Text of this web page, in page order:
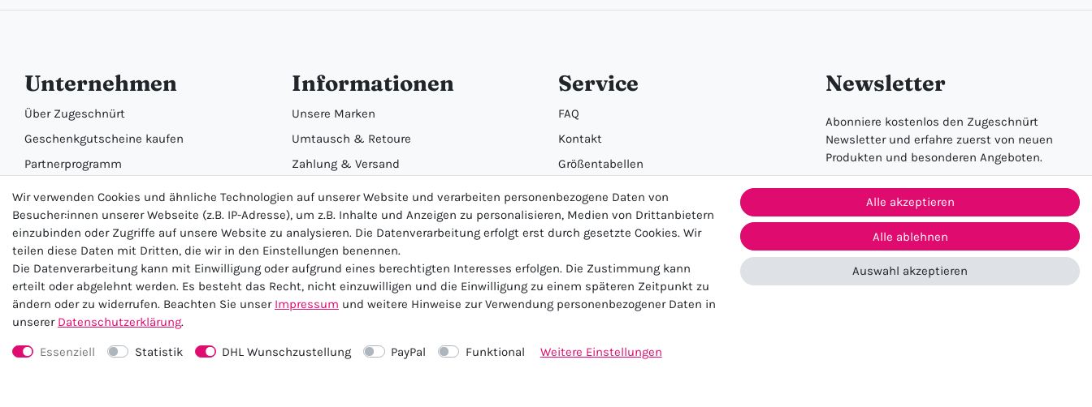
Unternehmen
Über Zugeschnürt
Geschenkgutscheine kaufen
Partnerprogramm
Karriere
Informationen
Unsere Marken
Umtausch & Retoure
Zahlung & Versand
Batterieentsorgung
Service
FAQ
Kontakt
Größentabellen
Newsletter
Abonniere kostenlos den Zugeschnürt
Newsletter und erfahre zuerst von neuen
Produkten und besonderen Angeboten.
Anmelden
★★★★★
Wir verwenden Cookies und ähnliche Technologien auf unserer Website und verarbeiten personenbezogene Daten von
Besucher:innen unserer Webseite (z.B. IP-Adresse), um z.B. Inhalte und Anzeigen zu personalisieren, Medien von Drittanbietern
einzubinden oder Zugriffe auf unsere Website zu analysieren. Die Datenverarbeitung erfolgt erst durch gesetzte Cookies. Wir
teilen diese Daten mit Dritten, die wir in den Einstellungen benennen.
Die Datenverarbeitung kann mit Einwilligung oder aufgrund eines berechtigten Interesses erfolgen. Die Zustimmung kann
erteilt oder abgelehnt werden. Es besteht das Recht, nicht einzuwilligen und die Einwilligung zu einem späteren Zeitpunkt zu
ändern oder zu widerrufen. Beachten Sie unser Impressum und weitere Hinweise zur Verwendung personenbezogener Daten in
unserer Daten­schutz­erklärung.
Essenziell Statistik DHL Wunschzustellung PayPal Funktional Weitere Einstellungen
Alle akzeptieren
Alle ablehnen
Auswahl akzeptieren